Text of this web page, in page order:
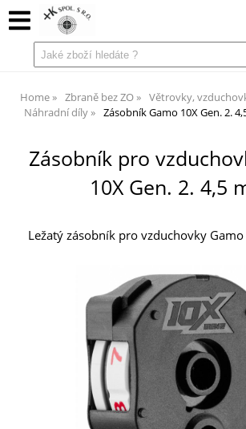
Home Zbraně bez ZO
Větrovky,
Náhradní díly
Zásobník Gamo 10X Gen. 2.
Zásobník pro
10X Gen. 2. 4,5
Ležatý zásobník pro vzduchovky Gamo